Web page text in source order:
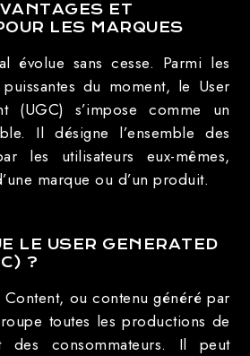
ET
LES MARQUES
évolue sans cesse. Parmi les
du moment, le User
(UGC) s’impose comme un
Il désigne l’ensemble des
les utilisateurs eux-mêmes,
marque ou d’un produit.
LE USER GENERATED
?
Content, ou contenu généré par
toutes les productions de
des consommateurs. Il peut